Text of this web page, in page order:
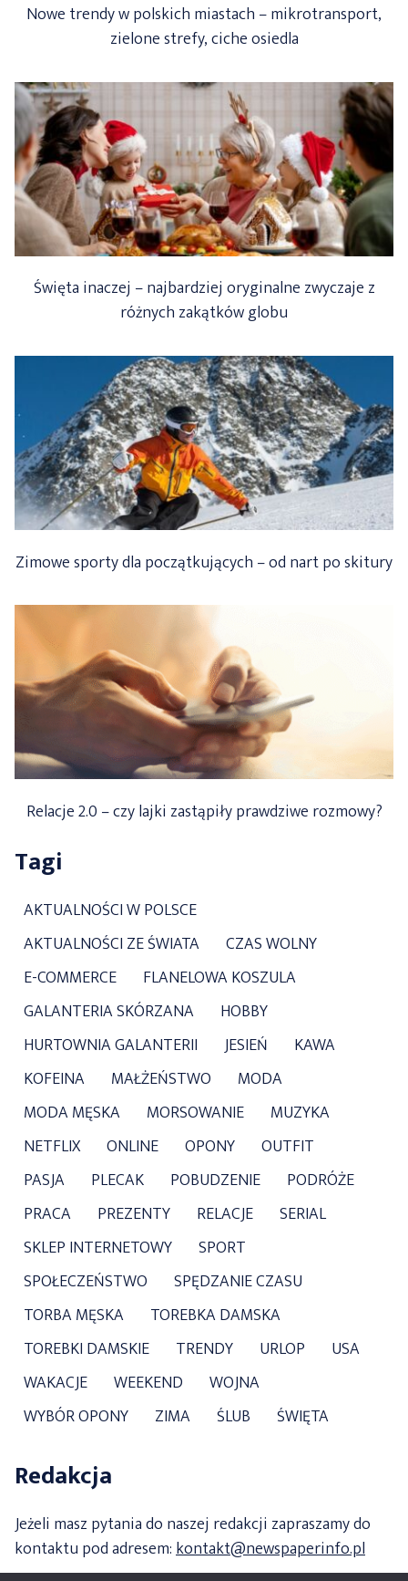
Nowe trendy w polskich miastach – mikrotransport,
zielone strefy, ciche osiedla
Święta inaczej – najbardziej oryginalne zwyczaje z
różnych zakątków globu
Zimowe sporty dla początkujących – od nart po skitury
Relacje 2.0 – czy lajki zastąpiły prawdziwe rozmowy?
Tagi
AKTUALNOŚCI W POLSCE
AKTUALNOŚCI ZE ŚWIATA
CZAS WOLNY
E-COMMERCE
FLANELOWA KOSZULA
GALANTERIA SKÓRZANA
HOBBY
HURTOWNIA GALANTERII
JESIEŃ
KAWA
KOFEINA
MAŁŻEŃSTWO
MODA
MODA MĘSKA
MORSOWANIE
MUZYKA
NETFLIX
ONLINE OPONY
OUTFIT
PASJA
PLECAK POBUDZENIE
PODRÓŻE
PRACA
PREZENTY RELACJE
SERIAL
SKLEP INTERNETOWY
SPORT
SPOŁECZEŃSTWO
SPĘDZANIE CZASU
TORBA MĘSKA
TOREBKA DAMSKA
TOREBKI DAMSKIE
TRENDY URLOP
USA
WAKACJE
WEEKEND
WOJNA
WYBÓR OPONY
ZIMA ŚLUB ŚWIĘTA
Redakcja
Jeżeli masz pytania do naszej redakcji zapraszamy do
kontaktu pod adresem:kontakt@newspaperinfo.pl